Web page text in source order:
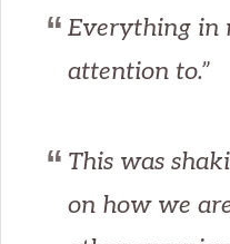
Everything in
attention to.”
This was
on how we